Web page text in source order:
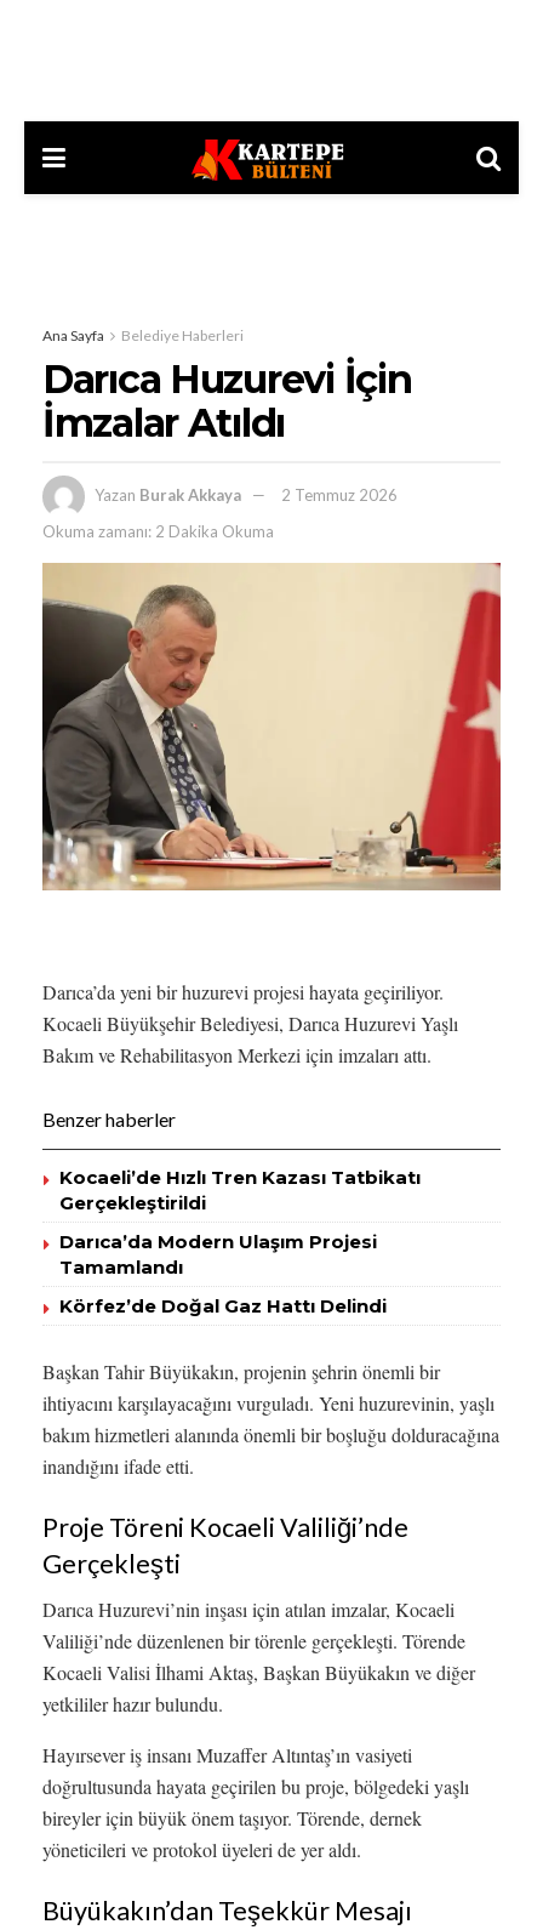
Ana Sayfa Belediye Haberleri
Darıca Huzurevi İçin
İmzalar Atıldı
Yazan Burak Akkaya
2 Temmuz 2026
Okuma zamanı: 2 Dakika Okuma
Darıca’da yeni bir huzurevi projesi hayata geçiriliyor.
Kocaeli Büyükşehir Belediyesi, Darıca Huzurevi Yaşlı
Bakım ve Rehabilitasyon Merkezi için imzaları attı.
Benzer haberler
Kocaeli’de Hızlı Tren Kazası Tatbikatı
Gerçekleştirildi
Darıca’da Modern Ulaşım Projesi
Tamamlandı
Körfez’de Doğal Gaz Hattı Delindi
Başkan Tahir Büyükakın, projenin şehrin önemli bir
ihtiyacını karşılayacağını vurguladı. Yeni huzurevinin, yaşlı
bakım hizmetleri alanında önemli bir boşluğu dolduracağına
inandığını ifade etti.
Proje Töreni Kocaeli Valiliği’nde
Gerçekleşti
Darıca Huzurevi’nin inşası için atılan imzalar, Kocaeli
Valiliği’nde düzenlenen bir törenle gerçekleşti. Törende
Kocaeli Valisi İlhami Aktaş, Başkan Büyükakın ve diğer
yetkililer hazır bulundu.
Hayırsever iş insanı Muzaffer Altıntaş’ın vasiyeti
doğrultusunda hayata geçirilen bu proje, bölgedeki yaşlı
bireyler için büyük önem taşıyor. Törende, dernek
yöneticileri ve protokol üyeleri de yer aldı.
Büyükakın’dan Teşekkür Mesajı